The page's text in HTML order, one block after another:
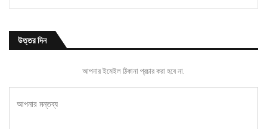
উত্তর দিন
আপনার ইমেইল ঠিকানা প্রচার করা হবে না.